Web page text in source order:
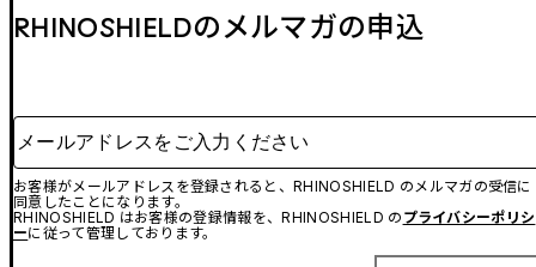
RHINOSHIELDのメルマガの申込
メールアドレスをご入力ください
お客様がメールアドレスを登録されると、RHINOSHIELD のメルマガの受信に
同意したことになります。
RHINOSHIELD はお客様の登録情報を、RHINOSHIELD の プライバシーポリシ
ーに従って管理しております。